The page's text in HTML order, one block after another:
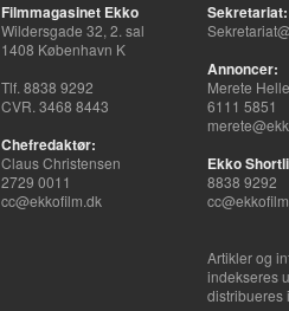
Filmmagasinet Ekko
Wildersgade 32, 2. sal
1408 København K
Tlf. 8838 9292
CVR. 3468 8443
Chefredaktør:
Claus Christensen
2729 0011
cc@ekkofilm.dk
Sekretariat:
Annoncer:
Merete
6111 5851
Ekko
8838 9292
Artikler og
indekseres
distribueres